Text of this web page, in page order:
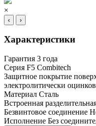
×
‹ ›
Характеристики
Гарантия 3 года
Серия F5 Combitech
Защитное покрытие
электролитически
Материал Сталь
Встроенная
Безвинтовое соединение
Исполнение Без